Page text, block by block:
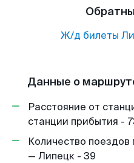
Ж/д билеты
Данные о
Расстояние от
станции прибытия -
Количество
— Липецк - 39